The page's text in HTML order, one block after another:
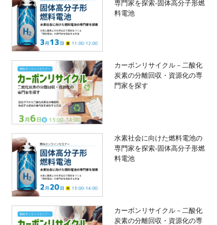
専門家を探索-固体高分子形燃
料電池
カーボンリサイクル－二酸化
炭素の分離回収・資源化の専
門家を探す
水素社会に向けた燃料電池の
専門家を探索-固体高分子形燃
料電池
カーボンリサイクル－二酸化
炭素の分離回収・資源化の専